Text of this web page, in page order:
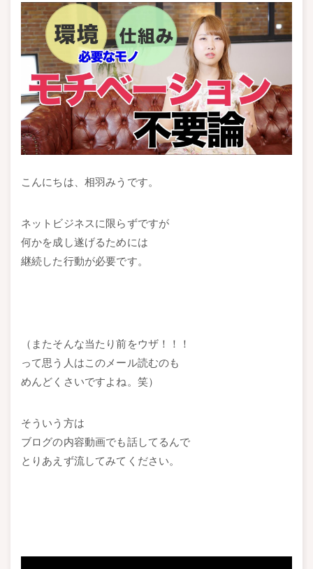
こんにちは、相羽みうです。
ネットビジネスに限らずですが
何かを成し遂げるためには
継続した行動が必要です。
（またそんな当たり前をウザ！！！
って思う人はこのメール読むのも
めんどくさいですよね。笑）
そういう方は
ブログの内容動画でも話してるんで
とりあえず流してみてください。